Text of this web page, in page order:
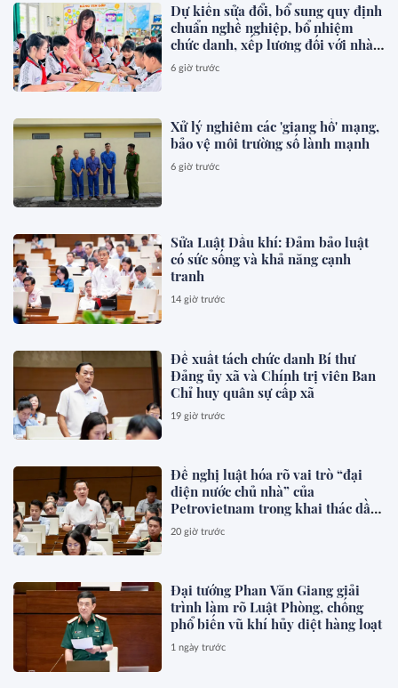
Dự kiến sửa đổi, bổ sung quy định
chuẩn nghề nghiệp, bổ nhiệm
chức danh, xếp lương đối với nhà
giáo
6 giờ trước
Xử lý nghiêm các 'giang hồ' mạng,
bảo vệ môi trường số lành mạnh
6 giờ trước
Sửa Luật Dầu khí: Đảm bảo luật
có sức sống và khả năng cạnh
tranh
14 giờ trước
Đề xuất tách chức danh Bí thư
Đảng ủy xã và Chính trị viên Ban
Chỉ huy quân sự cấp xã
19 giờ trước
Đề nghị luật hóa rõ vai trò “đại
diện nước chủ nhà” của
Petrovietnam trong khai thác dầu
khí
20 giờ trước
Đại tướng Phan Văn Giang giải
trình làm rõ Luật Phòng, chống
phổ biến vũ khí hủy diệt hàng loạt
1 ngày trước